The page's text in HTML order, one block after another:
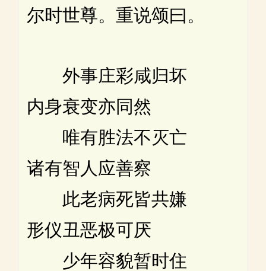
尔时世尊。重说颂曰。
外事庄彩咸归坏
内身衰变亦同然
唯有胜法不灭亡
诸有智人应善察
此老病死皆共嫌
形仪丑恶极可厌
少年容貌暂时住